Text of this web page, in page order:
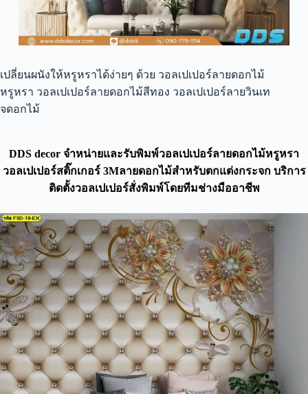
เปลี่ยนผนังให้หรูหราได้ง่ายๆ ด้วย วอลเปเปอร์ลายดอกไม้
หรูหรา วอลเปเปอร์ลายดอกไม้สีทอง วอลเปเปอร์ลายวินเท
จดอกไม้
DDS decor จำหน่ายและรับพิมพ์วอลเปเปอร์ลายดอกไม้หรูหรา
วอลเปเปอร์สติ๊กเกอร์ 3Mลายดอกไม้สำหรับตกแต่งกระจก บริการ
ติดตั้งวอลเปเปอร์สั่งพิมพ์โดยทีมช่างมืออาชีพ